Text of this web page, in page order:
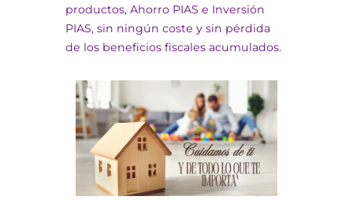
productos, Ahorro PIAS e Inversión
PIAS, sin ningún coste y sin pérdida
de los beneficios fiscales acumulados.